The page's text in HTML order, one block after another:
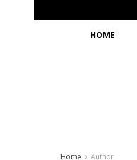
HOME
Home Author